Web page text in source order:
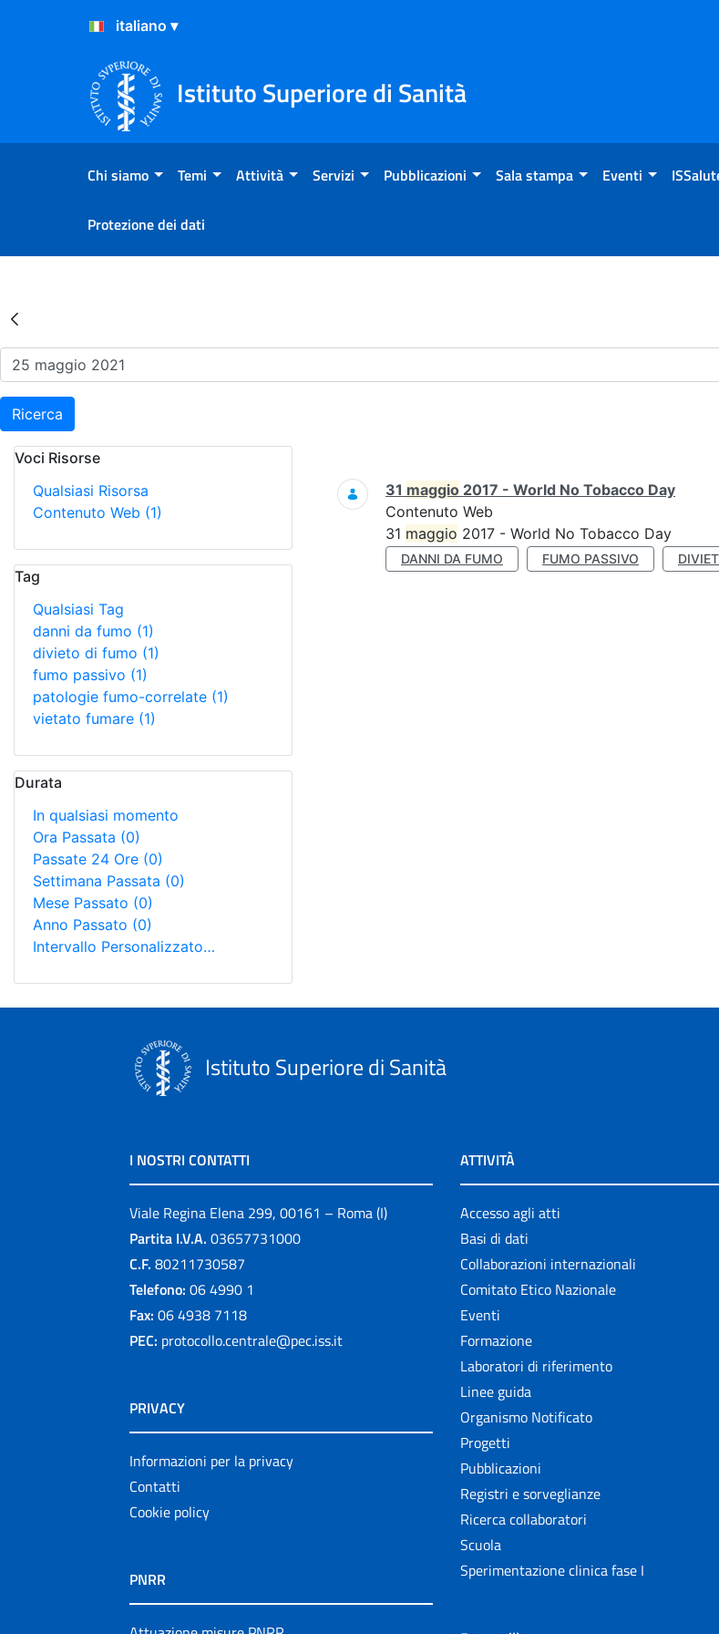
Salta al Contenuto
Salta al Footer
Istituto Superiore di Sanità
Chi siamo Temi Attività Servizi Pubblicazioni Sala stampa Eventi
Protezione dei dati
Risultati della Ricerca - Eventi
Ricerca
Voci Risorse
Qualsiasi Risorsa
Contenuto Web (1)
Tag
Qualsiasi Tag
danni da fumo (1)
divieto di fumo (1)
fumo passivo (1)
patologie fumo-correlate (1)
vietato fumare (1)
Durata
In qualsiasi momento
Ora Passata (0)
Passate 24 Ore (0)
Settimana Passata (0)
Mese Passato (0)
Anno Passato (0)
Intervallo Personalizzato…
Ricerca
31 maggio 2017 - World No Tobacco Day
Contenuto Web
31 maggio 2017 - World No Tobacco Day
DANNI DA FUMO FUMO PASSIVO
Istituto Superiore di Sanità
I NOSTRI CONTATTI
Viale Regina Elena 299, 00161 – Roma (I)
Partita I.V.A. 03657731000
C.F. 80211730587
Telefono: 06 4990 1
Fax: 06 4938 7118
PEC: protocollo.centrale@pec.iss.it
PRIVACY
Informazioni per la privacy
Contatti
Cookie policy
PNRR
ATTIVITÀ
Accesso agli atti
Basi di dati
Collaborazioni internazionali
Comitato Etico Nazionale
Eventi
Formazione
Laboratori di riferimento
Linee guida
Organismo Notificato
Progetti
Pubblicazioni
Registri e sorveglianze
Ricerca collaboratori
Scuola
Sperimentazione clinica fase I